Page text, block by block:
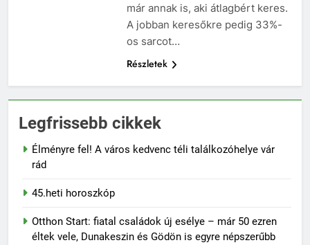
már annak is, aki átlagbért keres.
A jobban keresőkre pedig 33%-
os sarcot…
Részletek
Legfrissebb cikkek
Élményre fel! A város kedvenc téli találkozóhelye vár
rád
45.heti horoszkóp
Otthon Start: fiatal családok új esélye – már 50 ezren
éltek vele, Dunakeszin és Gödön is egyre népszerűbb